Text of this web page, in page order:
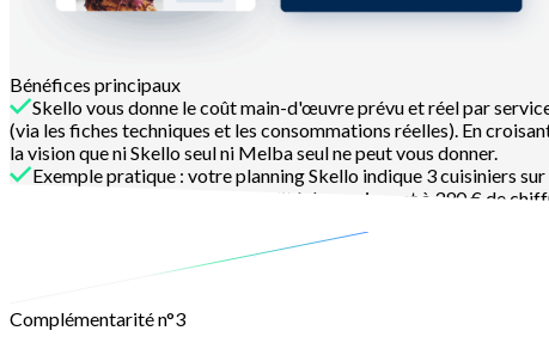
Bénéfices principaux
Skello vous donne le coût main-d'œuvre prévu et réel par
(via les fiches techniques et les consommations réelles). En
la vision que ni Skello seul ni Melba seul ne peut vous donner.
Exemple pratique : votre planning Skello indique 3 cuisiniers
savez ainsi que le seuil de rentabilité du service est à 390 € de
Complémentarité n°3